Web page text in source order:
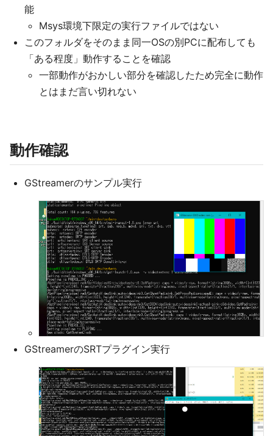
能
Msys環境下限定の実行ファイルではない
このフォルダをそのまま同一OSの別PCに配布しても
「ある程度」動作することを確認
一部動作がおかしい部分を確認したため完全に動作
とはまだ言い切れない
動作確認
GStreamerのサンプル実行
GStreamerのSRTプラグイン実行